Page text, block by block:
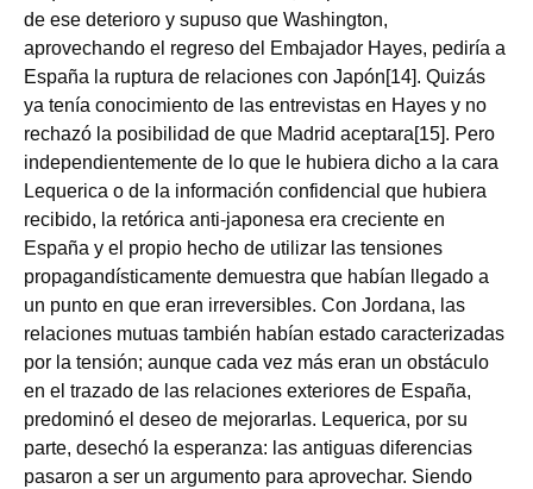
de ese deterioro y supuso que Washington,
aprovechando el regreso del Embajador Hayes, pediría a
España la ruptura de relaciones con Japón[14]. Quizás
ya tenía conocimiento de las entrevistas en Hayes y no
rechazó la posibilidad de que Madrid aceptara[15]. Pero
independientemente de lo que le hubiera dicho a la cara
Lequerica o de la información confidencial que hubiera
recibido, la retórica anti-japonesa era creciente en
España y el propio hecho de utilizar las tensiones
propagandísticamente demuestra que habían llegado a
un punto en que eran irreversibles. Con Jordana, las
relaciones mutuas también habían estado caracterizadas
por la tensión; aunque cada vez más eran un obstáculo
en el trazado de las relaciones exteriores de España,
predominó el deseo de mejorarlas. Lequerica, por su
parte, desechó la esperanza: las antiguas diferencias
pasaron a ser un argumento para aprovechar. Siendo